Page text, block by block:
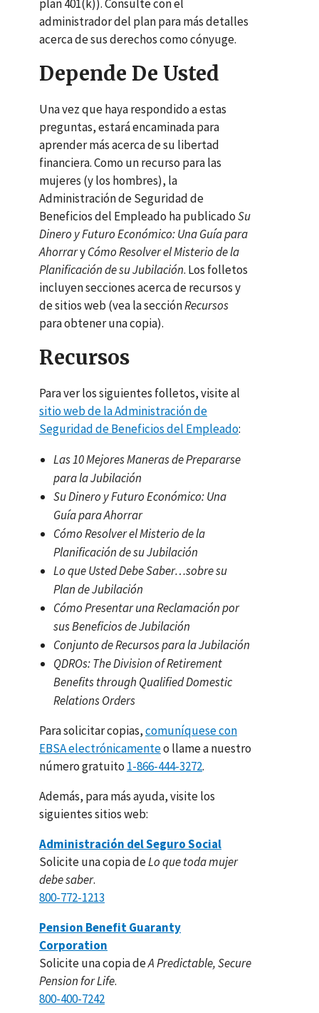
plan401(k)). Consulte con el
administrador del plan para más detalles
acerca de sus derechos como cónyuge.
Depende De Usted
Una vez que haya respondido a estas
preguntas, estará encaminada para
aprender más acerca de su libertad
financiera. Como un recurso para las
mujeres (y los hombres), la
Administración de Seguridad de
Beneficios del Empleado ha publicadoSu
Dinero y Futuro Económico: Una Guía para
AhorraryCómo Resolver el Misterio de la
Planificación de su Jubilación. Los folletos
incluyen secciones acerca de recursos y
de sitios web (vea la secciónRecursos
para obtener una copia).
Recursos
Para ver los siguientes folletos, visite al
sitio web de la Administración de
Seguridad de Beneficios del Empleado:
Las 10 Mejores Maneras de Prepararse
para la Jubilación
Su Dinero y Futuro Económico: Una
Guía para Ahorrar
Cómo Resolver el Misterio de la
Planificación de su Jubilación
Lo que Usted Debe Saber…sobre su
Plan de Jubilación
Cómo Presentar una Reclamación por
sus Beneficios de Jubilación
Conjunto de Recursos para la Jubilación
QDROs: The Division of Retirement
Benefits through Qualified Domestic
Relations Orders
Para solicitar copias,comuníquese con
EBSAelectrónicamenteo llame a nuestro
número gratuito 1-866-444-3272.
Además, para más ayuda, visite los
siguientes sitios web:
Administración del Seguro Social
Solicite una copia deLo que toda mujer
debe saber.
800-772-1213
Pension Benefit Guaranty
Corporation
Solicite una copia deA Predictable, Secure
Pension for Life.
800-400-7242